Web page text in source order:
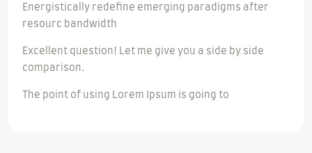
Energistically redefine emerging paradigms after
resourc bandwidth
Excellent question! Let me give you a side by side
comparison.
The point of using Lorem Ipsum is going to